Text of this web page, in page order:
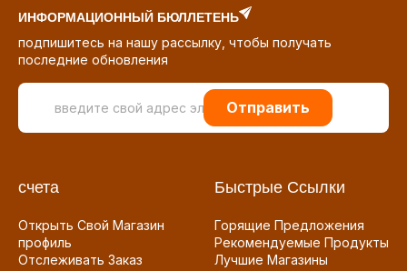
ИНФОРМАЦИОННЫЙ БЮЛЛЕТЕНЬ
подпишитесь на нашу рассылку, чтобы получать
последние обновления
Отправить
счета
Открыть Свой Магазин
профиль
Отслеживать Заказ
Быстрые Ссылки
Горящие Предложения
Рекомендуемые Продукты
Лучшие Магазины